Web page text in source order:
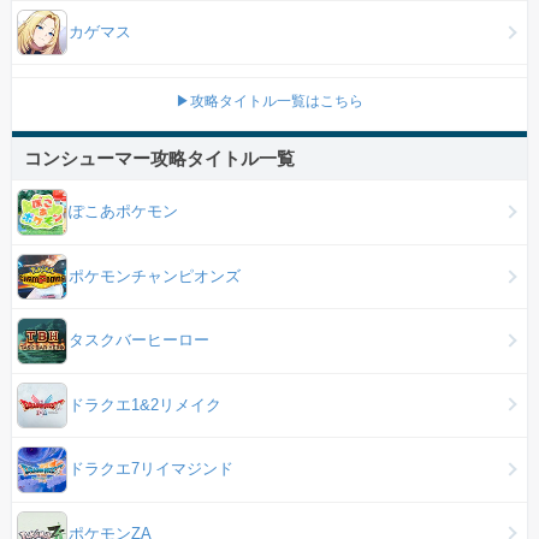
カゲマス
▶攻略タイトル一覧はこちら
コンシューマー攻略タイトル一覧
ぽこあポケモン
ポケモンチャンピオンズ
タスクバーヒーロー
ドラクエ1&2リメイク
ドラクエ7リイマジンド
ポケモンZA